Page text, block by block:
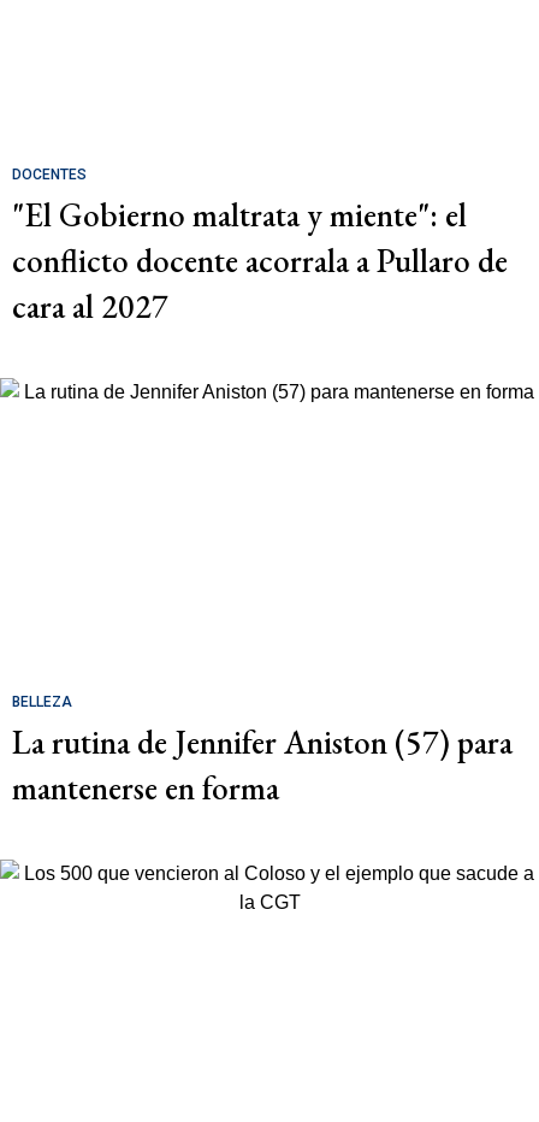
DOCENTES
"El Gobierno maltrata y miente": el
conflicto docente acorrala a Pullaro de
cara al 2027
BELLEZA
La rutina de Jennifer Aniston (57) para
mantenerse en forma